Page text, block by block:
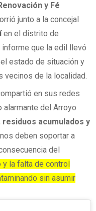
y Fé
junto a la concejal
en el distrito de
que la edil llevó
estado de situación y
vecinos de la localidad.
en sus redes
del Arroyo
acumulados y
deben soportar a
del
la falta de control
sin asumir